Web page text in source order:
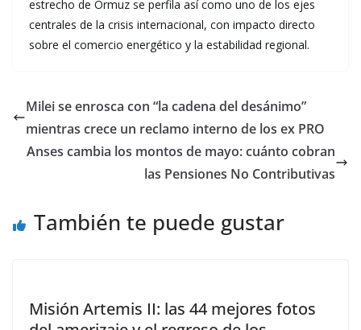
estrecho de Ormuz se perfila así como uno de los ejes
centrales de la crisis internacional, con impacto directo
sobre el comercio energético y la estabilidad regional.
Milei se enrosca con “la cadena del desánimo”
mientras crece un reclamo interno de los ex PRO
Anses cambia los montos de mayo: cuánto cobran
las Pensiones No Contributivas
También te puede gustar
Misión Artemis II: las 44 mejores fotos